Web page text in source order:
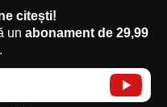
citești!
un abonament de 29,99
.